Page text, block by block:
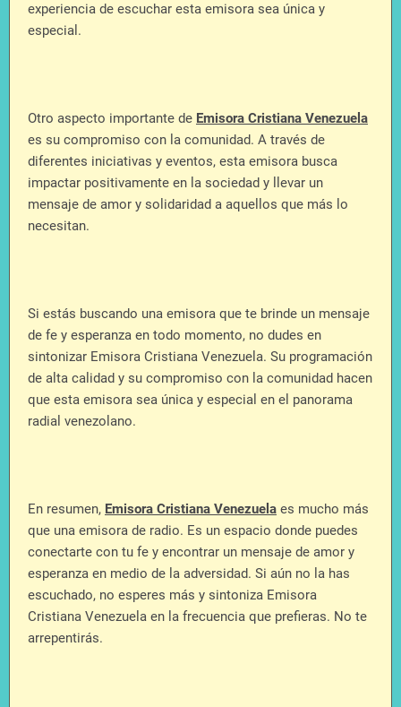
experiencia de escuchar esta emisora sea única y
especial.
Otro aspecto importante de Emisora Cristiana Venezuela
es su compromiso con la comunidad. A través de
diferentes iniciativas y eventos, esta emisora busca
impactar positivamente en la sociedad y llevar un
mensaje de amor y solidaridad a aquellos que más lo
necesitan.
Si estás buscando una emisora que te brinde un mensaje
de fe y esperanza en todo momento, no dudes en
sintonizar Emisora Cristiana Venezuela. Su programación
de alta calidad y su compromiso con la comunidad hacen
que esta emisora sea única y especial en el panorama
radial venezolano.
En resumen, Emisora Cristiana Venezuela es mucho más
que una emisora de radio. Es un espacio donde puedes
conectarte con tu fe y encontrar un mensaje de amor y
esperanza en medio de la adversidad. Si aún no la has
escuchado, no esperes más y sintoniza Emisora
Cristiana Venezuela en la frecuencia que prefieras. No te
arrepentirás.